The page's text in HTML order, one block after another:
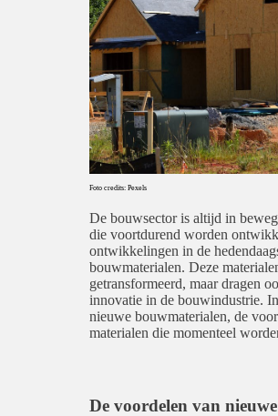
Foto credits: Pexels
De bouwsector is altijd in
die voortdurend worden
ontwikkelingen in de
bouwmaterialen. Deze
getransformeerd, maar dragen
innovatie in de bouwindustrie.
nieuwe bouwmaterialen, de
materialen die momenteel
De voordelen van